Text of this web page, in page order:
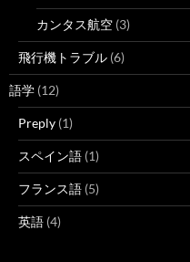
カンタス航空 (3)
飛行機トラブル (6)
語学 (12)
Preply (1)
スペイン語 (1)
フランス語 (5)
英語 (4)